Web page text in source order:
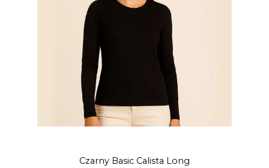
Czarny Basic Calista Long